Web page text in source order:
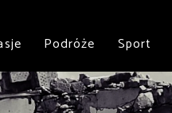
Podróże Sport